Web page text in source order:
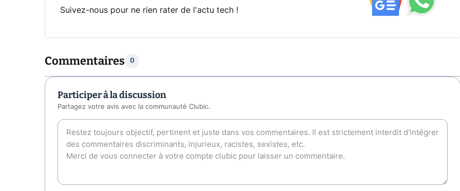
Suivez-nous pour ne rien rater de l'actu tech !
Commentaires 0
Participer à la discussion
Partagez votre avis avec la communauté Clubic.